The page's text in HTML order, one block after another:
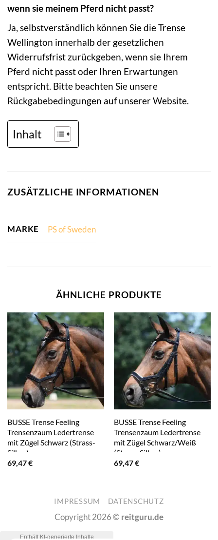
wenn sie meinem Pferd nicht passt?
Ja, selbstverständlich können Sie die Trense
Wellington innerhalb der gesetzlichen
Widerrufsfrist zurückgeben, wenn sie Ihrem
Pferd nicht passt oder Ihren Erwartungen
entspricht. Bitte beachten Sie unsere
Rückgabebedingungen auf unserer Website.
Inhalt
ZUSÄTZLICHE INFORMATIONEN
MARKE PS of Sweden
ÄHNLICHE PRODUKTE
BUSSE Trense Feeling
Trensenzaum Ledertrense
mit Zügel Schwarz (Strass-
Silber)
69,47€
BUSSE Trense Feeling
Trensenzaum Ledertrense
mit Zügel Schwarz/Weiß
(Strass-Silber)
69,47€
IMPRESSUM DATENSCHUTZ
Copyright 2026 © reitguru.de